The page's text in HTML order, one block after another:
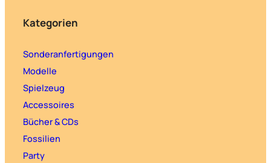
Kategorien
Sonderanfertigungen
Modelle
Spielzeug
Accessoires
Bücher & CDs
Fossilien
Party